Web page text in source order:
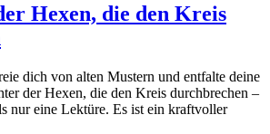
Hexen, die den Kreis
dich von alten Mustern und entfalte deine
der Hexen, die den Kreis durchbrechen –
nur eine Lektüre. Es ist ein kraftvoller